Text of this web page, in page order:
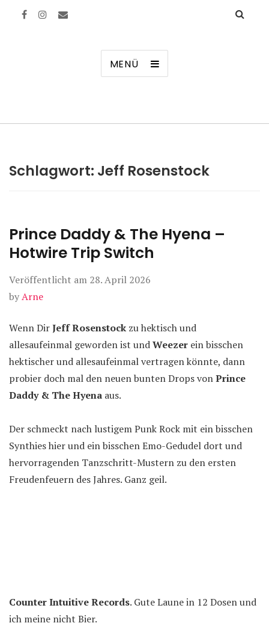
MENÜ
Schlagwort: Jeff Rosenstock
Prince Daddy & The Hyena –
Hotwire Trip Switch
Veröffentlicht am 28. April 2026
byArne
Wenn DirJeff Rosenstock zu hektisch und
allesaufeinmal geworden ist undWeezer ein bisschen
hektischer und allesaufeinmal vertragen könnte, dann
probier doch mal den neuen bunten Drops vonPrince
Daddy & The Hyena aus.
Der schmeckt nach lustigem Punk Rock mit ein bisschen
Synthies hier und ein bisschen Emo-Gedudel dort und
hervorragenden Tanzschritt-Mustern zu den ersten
Freudenfeuern des Jahres. Ganz geil.
Counter Intuitive Records. Gute Laune in 12 Dosen und
ich meine nicht Bier.